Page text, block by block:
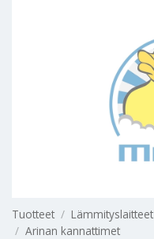
Tuotteet / Lämmityslaitteet
/ Arinan kannattimet